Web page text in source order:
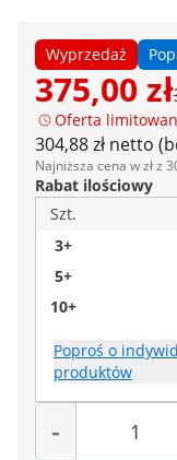
Wyprzedaż
375,00 zł
Oferta
304,88 zł netto
Najniższa cena w zł z
Rabat ilościowy
Szt.
3+
5+
10+
Poproś o
produktów
-
Liczba